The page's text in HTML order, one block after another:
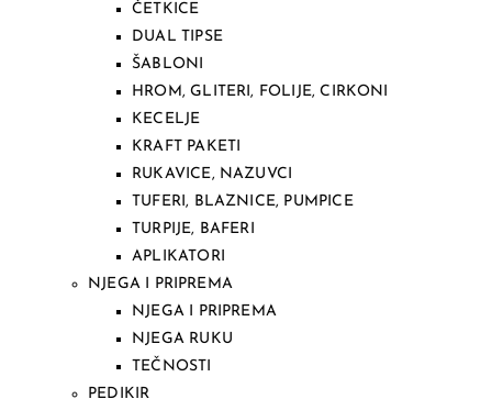
ČETKICE
DUAL TIPSE
ŠABLONI
HROM, GLITERI, FOLIJE, CIRKONI
KECELJE
KRAFT PAKETI
RUKAVICE, NAZUVCI
TUFERI, BLAZNICE, PUMPICE
TURPIJE, BAFERI
APLIKATORI
NJEGA I PRIPREMA
NJEGA I PRIPREMA
NJEGA RUKU
TEČNOSTI
PEDIKIR